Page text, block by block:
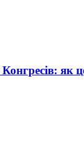
Конгресів: